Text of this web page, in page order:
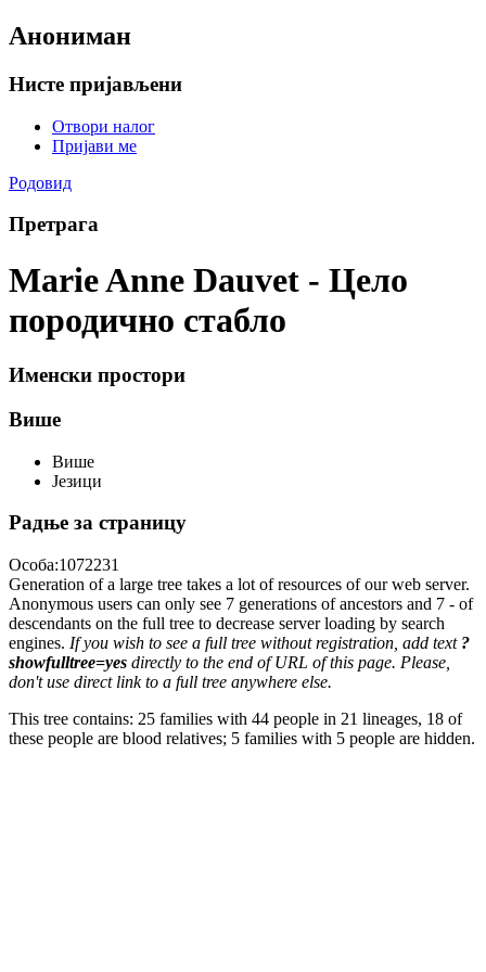
Анониман
Нисте пријављени
Отвори налог
Пријави ме
Родовид
Претрага
Marie Anne Dauvet - Цело
породично стабло
Именски простори
Више
Више
Језици
Радње за страницу
Особа:1072231
Generation of a large tree takes a lot of resources of our web server.
Anonymous users can only see 7 generations of ancestors and 7 - of
descendants on the full tree to decrease server loading by search
engines. If you wish to see a full tree without registration, add text ?
showfulltree=yes directly to the end of URL of this page. Please,
don't use direct link to a full tree anywhere else.
This tree contains: 25 families with 44 people in 21 lineages, 18 of
these people are blood relatives; 5 families with 5 people are hidden.